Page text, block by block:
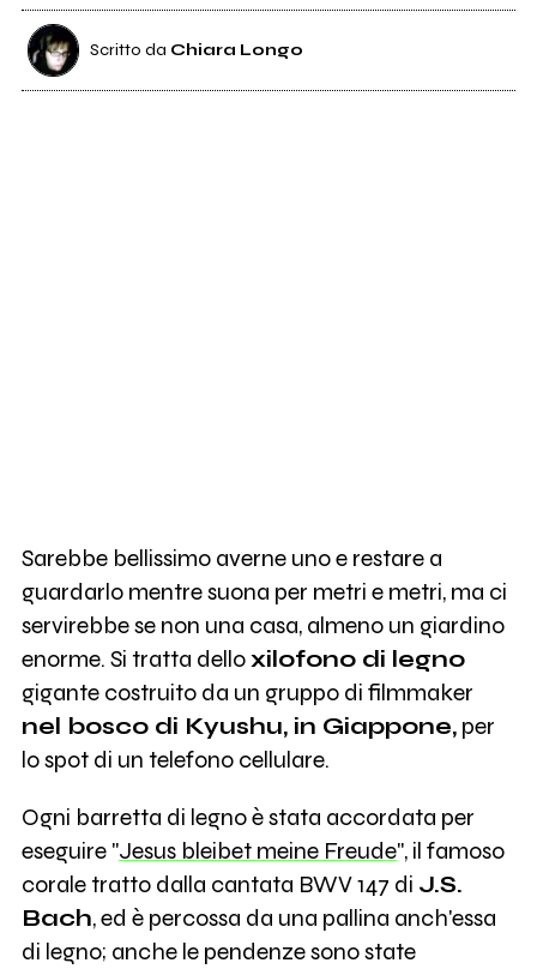
Scritto da Chiara Longo
Sarebbe bellissimo averne uno e restare a
guardarlo mentre suona per metri e metri, ma ci
servirebbe se non una casa, almeno un giardino
enorme. Si tratta delloxilofono di legno
gigante costruito da un gruppo di filmmaker
nel bosco di Kyushu, in Giappone,per
lo spot di un telefono cellulare.
Ogni barretta di legno è stata accordata per
eseguire "Jesus bleibet meine Freude", il famoso
corale tratto dalla cantata BWV 147 di J.S.
Bach, ed è percossa da una pallina anch'essa
di legno; anche le pendenze sono state